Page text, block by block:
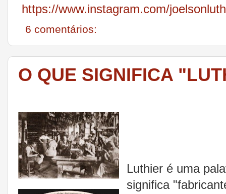
https://www.instagram.com/
6 comentários:
O QUE SIGNIFICA
Luthier é uma
significa